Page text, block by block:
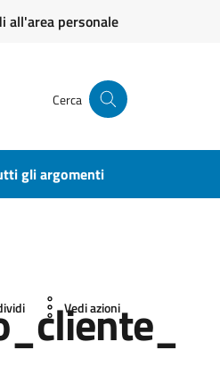
all'area personale
Cerca
gli argomenti
Vedi azioni